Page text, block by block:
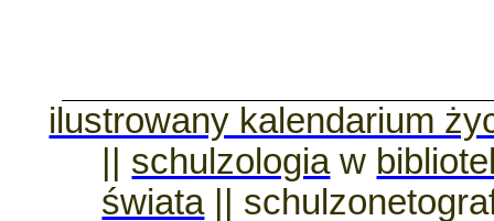
ilustrowany kalendarium
schulzologiaw
świata||